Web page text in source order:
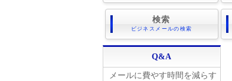
検索
ビジネスメールの検索
Q&A
メールに費やす時間を減らす